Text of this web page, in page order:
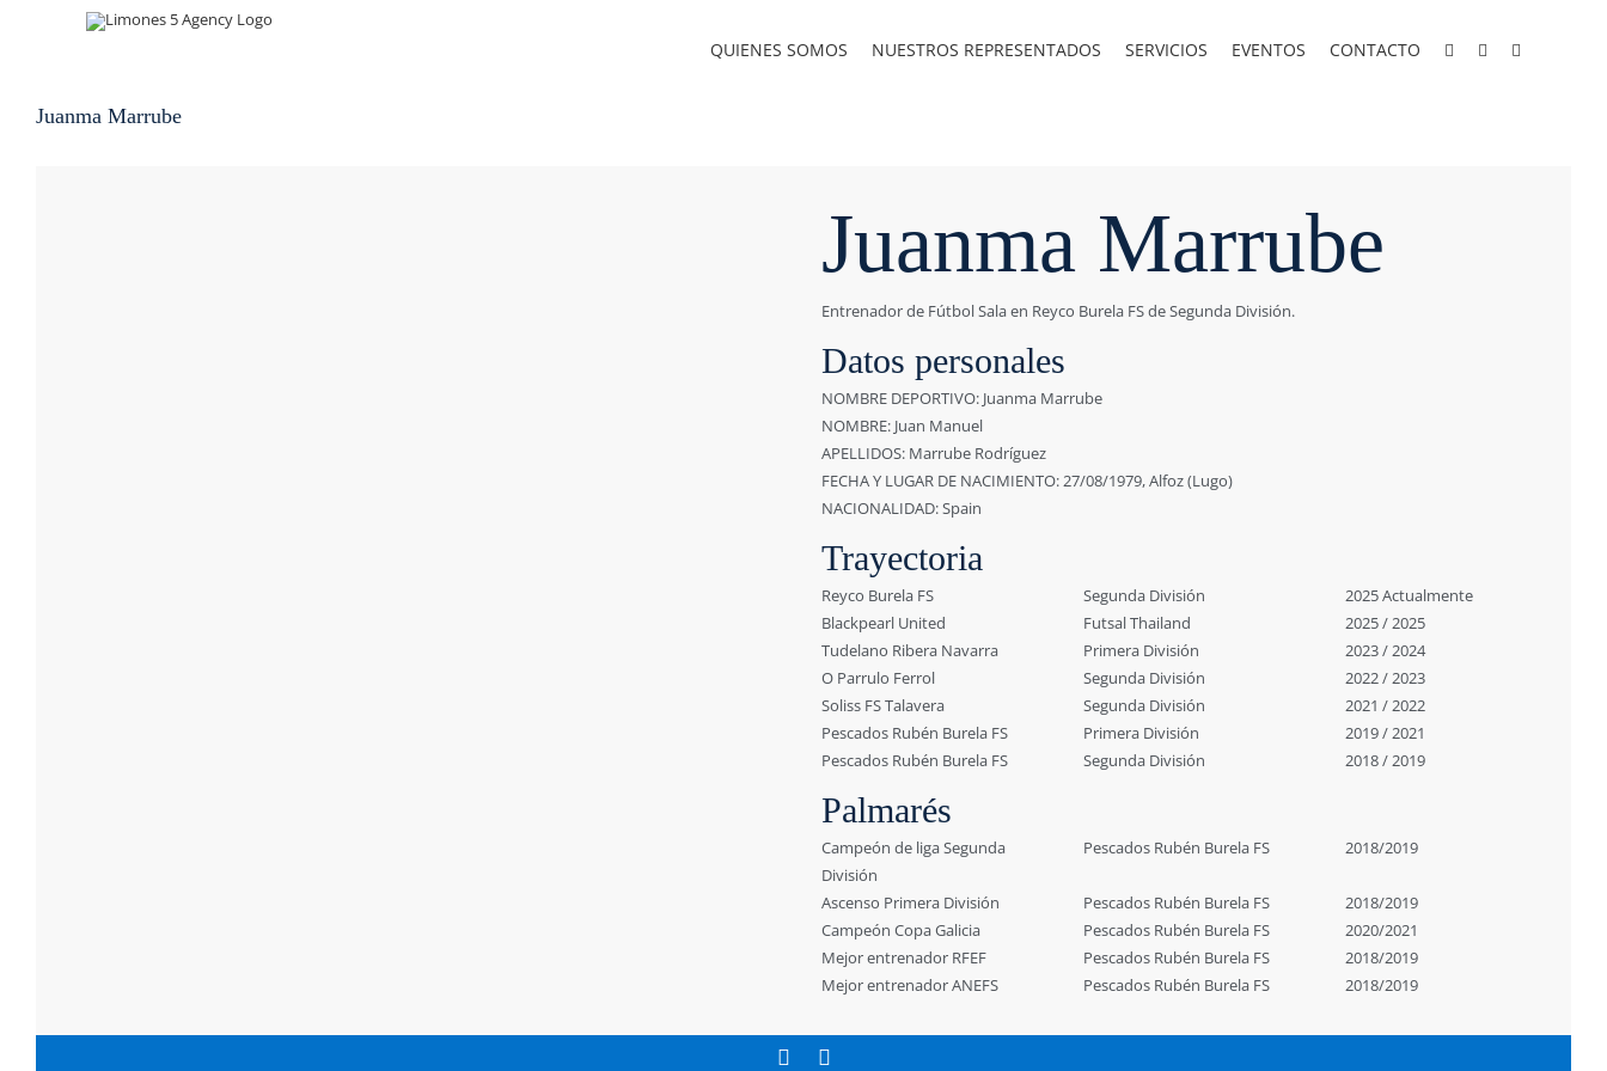
QUIENES SOMOS NUESTROS REPRESENTADOS SERVICIOS EVENTOS CONTACTO
Juanma Marrube
Juanma Marrube
Entrenador de Fútbol Sala en Reyco Burela FS de Segunda División.
Datos personales
NOMBRE DEPORTIVO: Juanma Marrube
NOMBRE: Juan Manuel
APELLIDOS: Marrube Rodríguez
FECHA Y LUGAR DE NACIMIENTO: 27/08/1979, Alfoz (Lugo)
NACIONALIDAD: Spain
Trayectoria
Reyco Burela FS Segunda División
2025 Actualmente
Blackpearl United
Futsal Thailand
2025 / 2025
Tudelano Ribera Navarra
Primera División
2023 / 2024
O Parrulo Ferrol
Segunda División
2022 / 2023
Soliss FS Talavera
Segunda División
2021 / 2022
Pescados Rubén Burela FS
Primera División
2019 / 2021
Pescados Rubén Burela FS
Segunda División 2018 / 2019
Palmarés
Campeón de liga Segunda
División
Pescados Rubén Burela FS 2018/2019
Ascenso Primera División Pescados Rubén Burela FS
2018/2019
Campeón Copa Galicia
Pescados Rubén Burela FS
2020/2021
Mejor entrenador RFEF
Pescados Rubén Burela FS
2018/2019
Mejor entrenador ANEFS
Pescados Rubén Burela FS 2018/2019